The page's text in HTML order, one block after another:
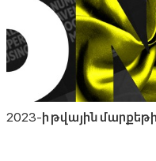
2023-ի թվային